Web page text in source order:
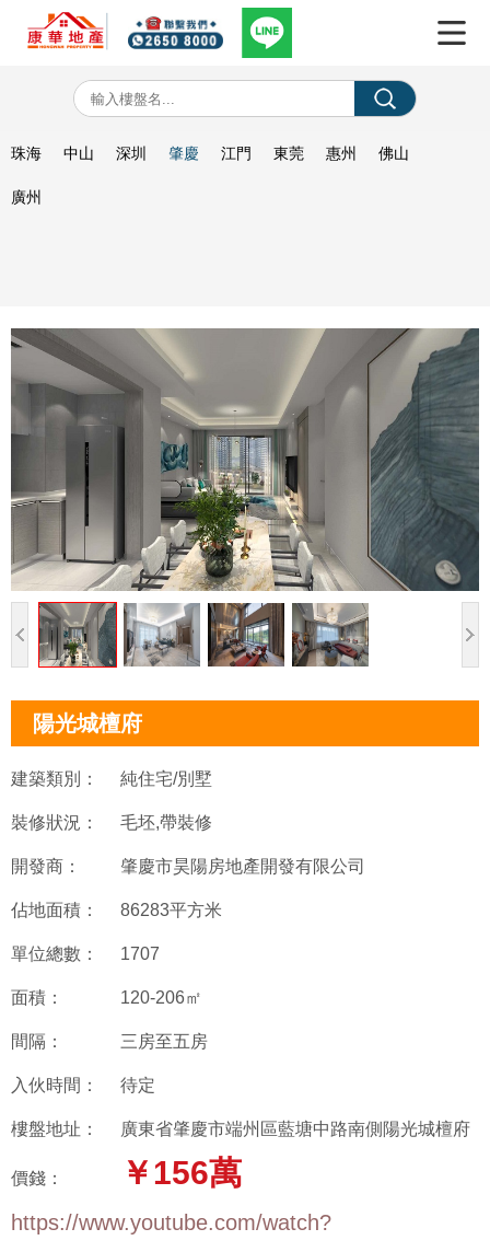
珠海 中山 深圳 肇慶 江門 東莞 惠州 佛山
廣州
陽光城檀府
建築類別： 純住宅/別墅
裝修狀況： 毛坯,帶裝修
開發商： 肇慶市昊陽房地產開發有限公司
佔地面積： 86283平方米
單位總數： 1707
面積： 120-206㎡
間隔： 三房至五房
入伙時間： 待定
樓盤地址： 廣東省肇慶市端州區藍塘中路南側陽光城檀府
價錢： ￥156萬
https://www.youtube.com/watch?